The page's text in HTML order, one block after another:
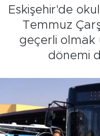
Eskişehir'de
Temmuz
geçerli olmak
dönemi